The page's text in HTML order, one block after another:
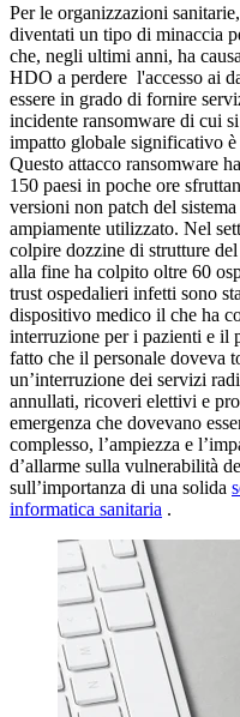
Per le organizzazioni
diventati un tipo di minaccia
che, negli ultimi anni, ha
HDO a perdere l'accesso ai
essere in grado di fornire
incidente ransomware di cui
impatto globale significativo è
Questo attacco ransomware
150 paesi in poche ore
versioni non patch del
ampiamente utilizzato. Nel
colpire dozzine di strutture
alla fine ha colpito oltre 60
trust ospedalieri infetti sono
dispositivo medico il che ha
interruzione per i pazienti e il
fatto che il personale doveva
un’interruzione dei servizi
annullati, ricoveri elettivi e
emergenza che dovevano
complesso, l’ampiezza e
d’allarme sulla vulnerabilità
sull’importanza di una solida
informatica sanitaria .